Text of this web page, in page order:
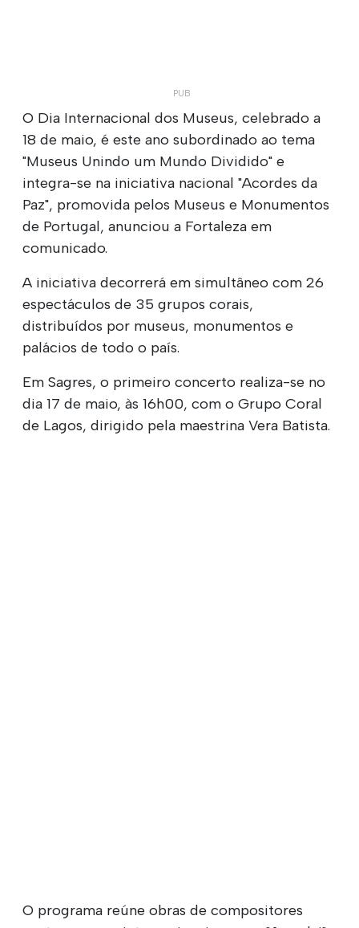
O Dia Internacional dos Museus, celebrado a
18 de maio, é este ano subordinado ao tema
"Museus Unindo um Mundo Dividido" e
integra-se na iniciativa nacional "Acordes da
Paz", promovida pelos Museus e Monumentos
de Portugal, anunciou a Fortaleza em
comunicado.
A iniciativa decorrerá em simultâneo com 26
espectáculos de 35 grupos corais,
distribuídos por museus, monumentos e
palácios de todo o país.
Em Sagres, o primeiro concerto realiza-se no
dia 17 de maio, às 16h00, com o Grupo Coral
de Lagos, dirigido pela maestrina Vera Batista.
O programa reúne obras de compositores